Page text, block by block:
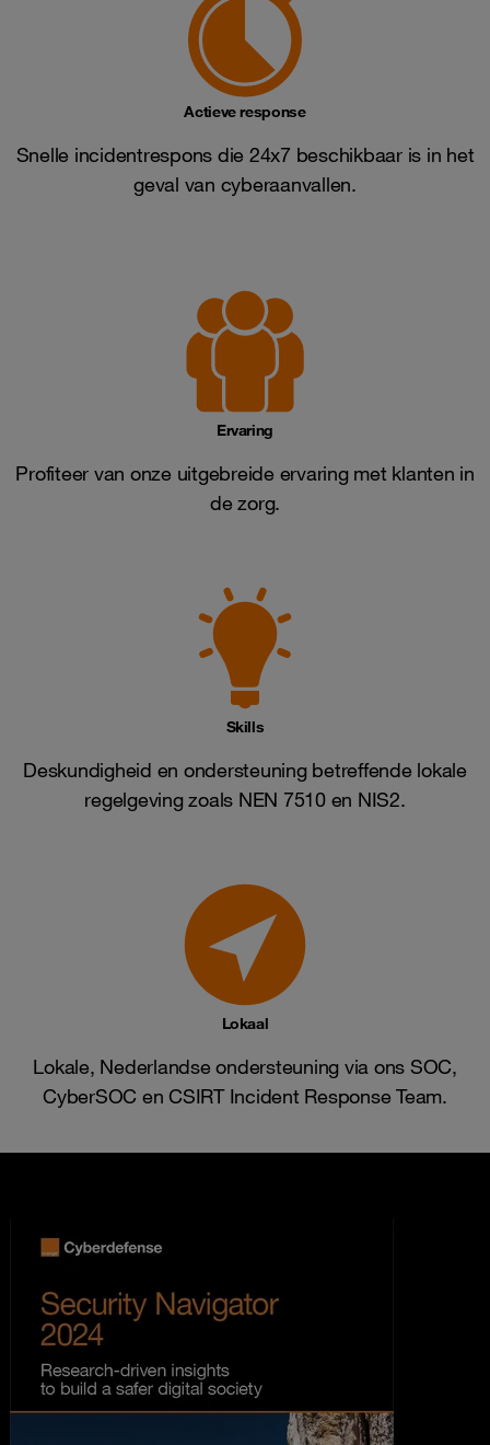
Actieve response
Snelle incidentrespons die 24x7 beschikbaar is in het
geval van cyberaanvallen.
Ervaring
Profiteer van onze uitgebreide ervaring met klanten in
de zorg.
Skills
Deskundigheid en ondersteuning betreffende lokale
regelgeving zoals NEN 7510 en NIS2.
Lokaal
Lokale, Nederlandse ondersteuning via ons SOC,
CyberSOC en CSIRT Incident Response Team.